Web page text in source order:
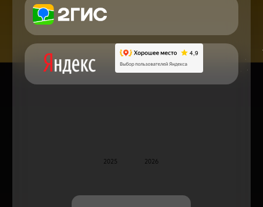
Блог статей - важное,
полезное, новое
Дисплейные модули: Отличия, качества